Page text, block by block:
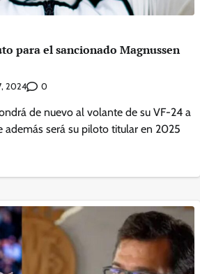
para el sancionado Magnussen
2024 0
de nuevo al volante de su VF-24 a
además será su piloto titular en 2025